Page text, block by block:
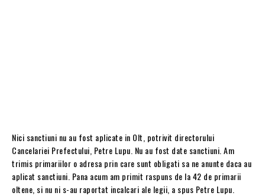
Nici sanctiuni nu au fost aplicate in Olt, potrivit directorului
Cancelariei Prefectului, Petre Lupu. Nu au fost date sanctiuni. Am
trimis primariilor o adresa prin care sunt obligati sa ne anunte daca au
aplicat sanctiuni. Pana acum am primit raspuns de la 42 de primarii
oltene, si nu ni s-au raportat incalcari ale legii, a spus Petre Lupu.